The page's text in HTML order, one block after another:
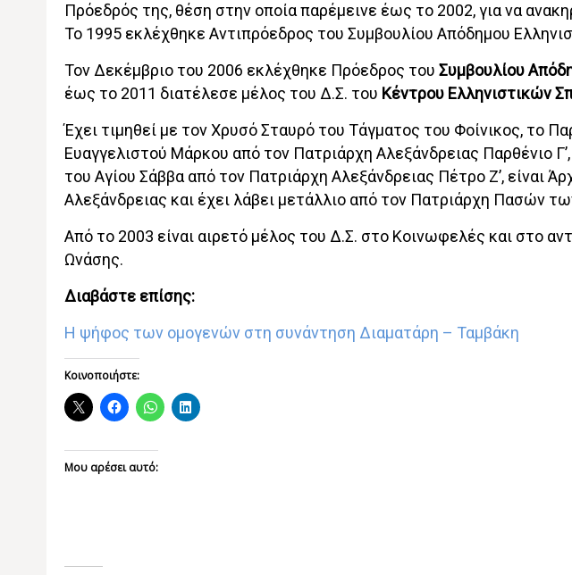
Πρόεδρός της, θέση στην οποία παρέμεινε έως το 2002, για να
Το 1995 εκλέχθηκε Αντιπρόεδρος του Συμβουλίου Απόδημου
Τον Δεκέμβριο του 2006 εκλέχθηκε Πρόεδρος του Συμβουλίου
έως το 2011 διατέλεσε μέλος του Δ.Σ. του Κέντρου Ελληνιστικών
Έχει τιμηθεί με τον Χρυσό Σταυρό του Τάγματος του Φοίνικος, το
Ευαγγελιστού Μάρκου από τον Πατριάρχη Αλεξάνδρειας Παρθένιο
του Αγίου Σάββα από τον Πατριάρχη Αλεξάνδρειας Πέτρο Ζ’, είναι
Αλεξάνδρειας και έχει λάβει μετάλλιο από τον Πατριάρχη Πασών
Από το 2003 είναι αιρετό μέλος του Δ.Σ. στο Κοινωφελές και στο
Ωνάσης.
Διαβάστε επίσης:
Η ψήφος των ομογενών στη συνάντηση Διαματάρη – Ταμβάκη
Κοινοποιήστε:
Μου αρέσει αυτό: